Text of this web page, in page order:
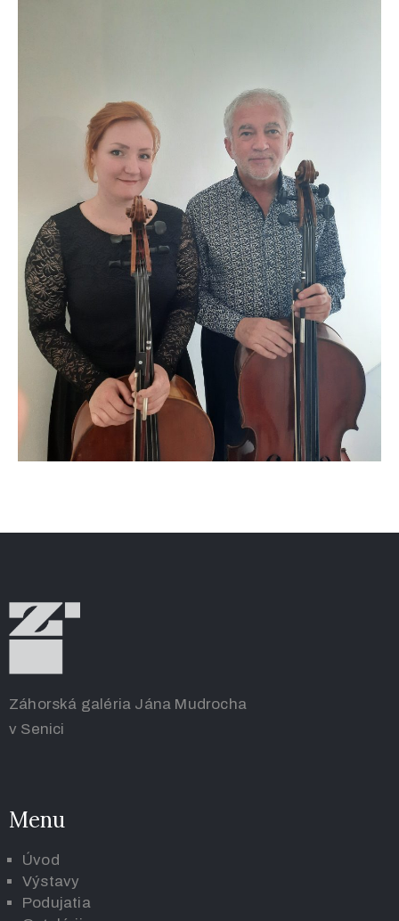
Záhorská galéria Jána Mudrocha
v Senici
Menu
Úvod
Výstavy
Podujatia